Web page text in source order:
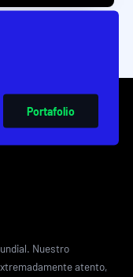
Portafolio
Nuestro
atento,